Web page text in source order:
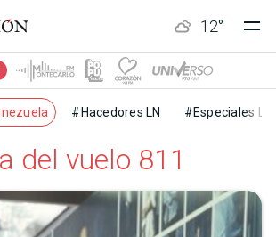
12°
#Hacedores LN #Especiales LN
del vuelo 811